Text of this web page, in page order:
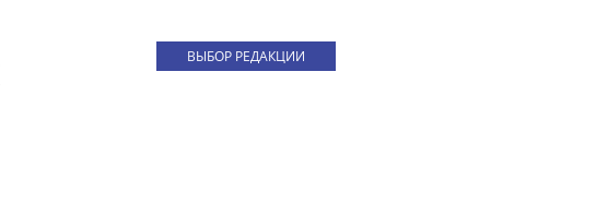
ВЫБОР РЕДАКЦИИ